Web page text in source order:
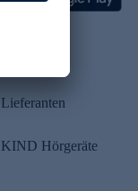
Lieferanten
KIND Hörgeräte